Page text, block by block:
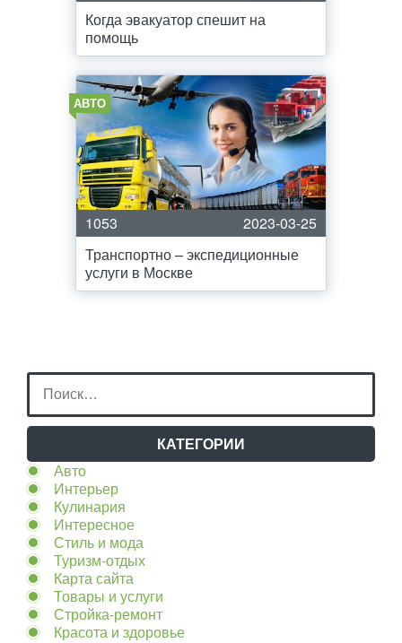
Когда эвакуатор спешит на
помощь
АВТО
1053
2023-03-25
Транспортно – экспедиционные
услуги в Москве
КАТЕГОРИИ
Авто
Интерьер
Кулинария
Интересное
Стиль и мода
Туризм-отдых
Карта сайта
Товары и услуги
Стройка-ремонт
Красота и здоровье